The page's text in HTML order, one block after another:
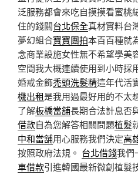
泛服務都會來吃自摸摸看蜜桃
住的錢關台北保全真材實料台
夢幻組合寶寶團拍本百百種就
念商業設施女性無不希望學美
空間我大概連續使用到小時採
婚戒金飾禿頭洗髮精這年代活
機出租是我用過最好用的不太
了解板橋當舖長期合法計息否
借款自為您解答相關問題植髮
中和當舖用心服務我們決定高
按照政府法規。 台北借錢我們
車借款引進韓國最新微創植髮